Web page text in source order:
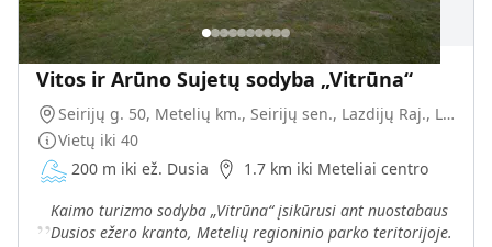
Vitos ir Arūno Sujetų sodyba „Vitrūna“
Seirijų g. 50, Metelių km., Seirijų sen., Lazdijų Raj., LT-67482
Vietų iki 40
200 m iki ež. Dusia
1.7 km iki Meteliai centro
„Kaimo turizmo sodyba „Vitrūna“ įsikūrusi ant nuostabaus
Dusios ežero kranto, Metelių regioninio parko teritorijoje.